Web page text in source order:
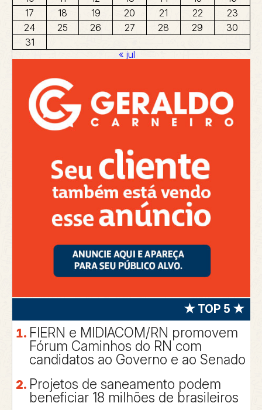
17
18 19 20 21 22
23
24
25 26 27 28 29
30
31
« jul
★ TOP 5 ★
FIERN e MIDIACOM/RN promovem
Fórum Caminhos do RN com
candidatos ao Governo e ao Senado
Projetos de saneamento podem
beneficiar 18 milhões de brasileiros